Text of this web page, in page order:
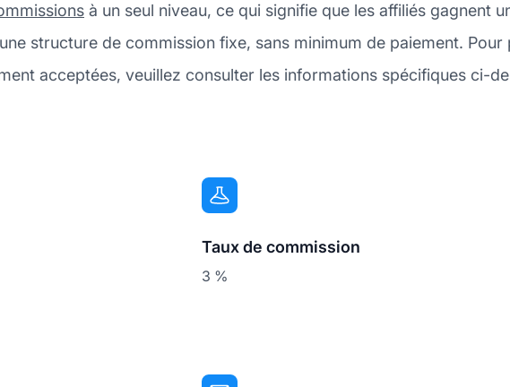
à un seul niveau, ce qui signifie que les affiliés gagnent
structure de commission fixe, sans minimum de paiement.
acceptées, veuillez consulter les informations spécifiques ci-
Taux de commission
3 %